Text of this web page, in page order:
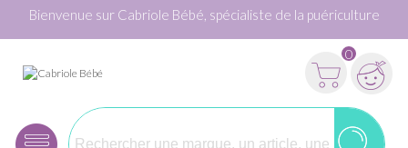
Bienvenue sur Cabriole Bébé, spécialiste de la puériculture
0